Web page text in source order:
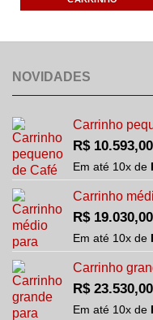
NOVIDADES
Carrinho
R$10.593,00
Em até 10x de
Carrinho
R$19.030,00
Em até 10x de
Carrinho
R$23.530,00
Em até 10x de